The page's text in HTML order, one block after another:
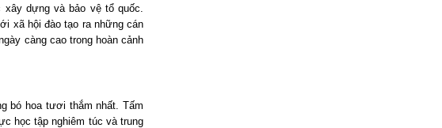
dựng và bảo vệ tổ quốc.
xã hội đào tạo ra những cán
càng cao trong hoàn cảnh
bó hoa tươi thắm nhất. Tấm
học tập nghiêm túc và trung